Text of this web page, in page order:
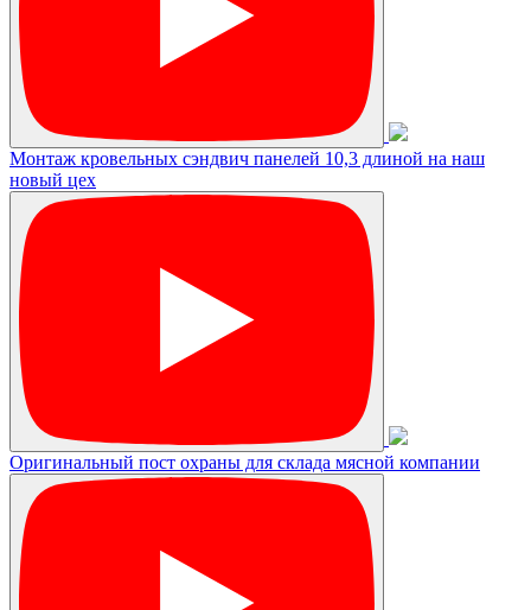
Монтаж кровельных сэндвич панелей 10,3 длиной на наш
новый цех
Оригинальный пост охраны для склада мясной компании